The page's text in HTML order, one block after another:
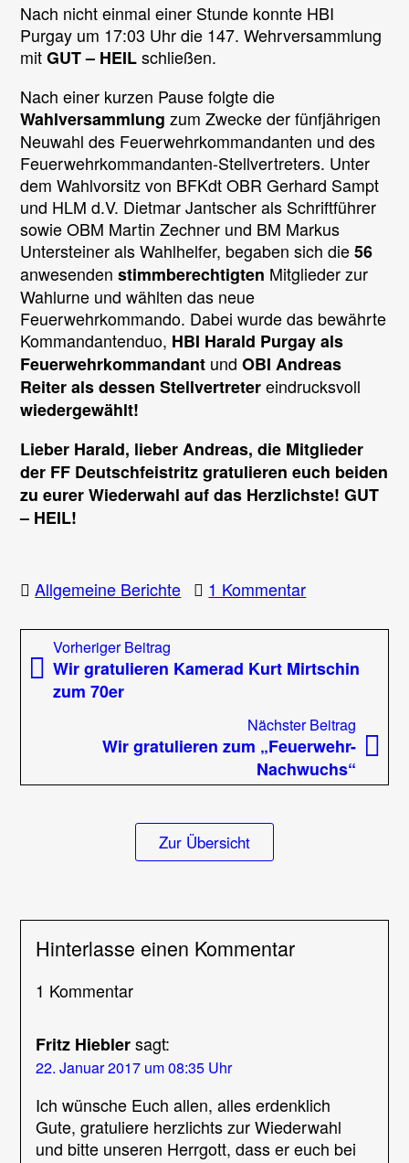
Nach nicht einmal einer Stunde konnte HBI
Purgay um 17:03 Uhr die 147. Wehrversammlung
mitGUT – HEILschließen.
Nach einer kurzen Pause folgte die
Wahlversammlung zum Zwecke der fünfjährigen
Neuwahl des Feuerwehrkommandanten und des
Feuerwehrkommandanten-Stellvertreters. Unter
dem Wahlvorsitz von BFKdt OBR Gerhard Sampt
und HLM d.V. Dietmar Jantscher als Schriftführer
sowie OBM Martin Zechner und BM Markus
Untersteiner als Wahlhelfer, begaben sich die56
anwesendenstimmberechtigten Mitglieder zur
Wahlurne und wählten das neue
Feuerwehrkommando. Dabei wurde das bewährte
Kommandantenduo, HBI Harald Purgay als
Feuerwehrkommandant undOBI Andreas
Reiter als dessen Stellvertretereindrucksvoll
wiedergewählt!
Lieber Harald, lieber Andreas, die Mitglieder
der FF Deutschfeistritz gratulieren euch beiden
zu eurer Wiederwahl auf das Herzlichste! GUT
– HEIL!
Allgemeine Berichte 1 Kommentarzu
Kommando
Beitragsnavigation
Vorheriger Beitrag
Beitrag:
Wir gratulieren Kamerad Kurt Mirtschin
zum 70er
Nächster Beitrag
Wir gratulieren zum „Feuerwehr-
Nachwuchs“
Zur Übersicht
Hinterlasse einen Kommentar
1 Kommentar
Fritz Hiebler sagt:
22. Januar 2017 um 08:35 Uhr
Ich wünsche Euch allen, alles erdenklich
Gute, gratuliere herzlichts zur Wiederwahl
und bitte unseren Herrgott, dass er euch bei